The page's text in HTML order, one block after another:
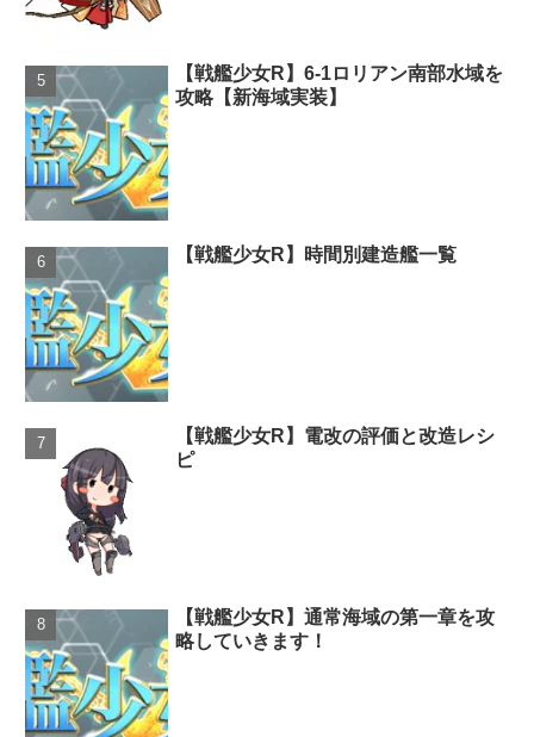
【戦艦少女R】6-1ロリアン南部水域を
攻略【新海域実装】
【戦艦少女R】時間別建造艦一覧
【戦艦少女R】電改の評価と改造レシ
ピ
【戦艦少女R】通常海域の第一章を攻
略していきます！